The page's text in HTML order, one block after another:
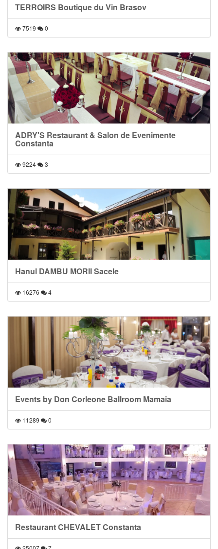
TERROIRS Boutique du Vin Brasov
7519 0
ADRY'S Restaurant & Salon de Evenimente
Constanta
9224 3
Hanul DAMBU MORII Sacele
16276 4
Events by Don Corleone Ballroom Mamaia
11289 0
Restaurant CHEVALET Constanta